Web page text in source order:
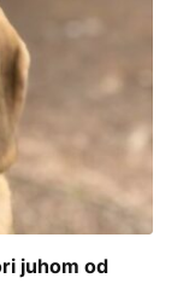
juhom od